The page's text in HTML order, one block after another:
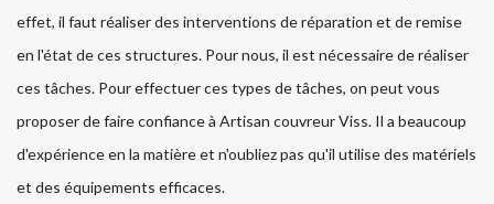
effet, il faut réaliser des interventions de réparation et de remise
en l'état de ces structures. Pour nous, il est nécessaire de réaliser
ces tâches. Pour effectuer ces types de tâches, on peut vous
proposer de faire confiance à Artisan couvreur Viss. Il a beaucoup
d'expérience en la matière et n'oubliez pas qu'il utilise des matériels
et des équipements efficaces.